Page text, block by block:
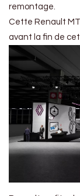
remontage.
Cette Renault
avant la fin de